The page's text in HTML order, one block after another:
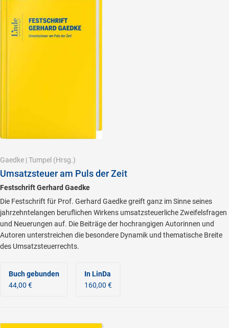
Gaedke | Tumpel (Hrsg.)
Umsatzsteuer am Puls der Zeit
Festschrift Gerhard Gaedke
Die Festschrift für Prof. Gerhard Gaedke greift ganz im Sinne seines
jahrzehntelangen beruflichen Wirkens umsatzsteuerliche Zweifelsfragen
und Neuerungen auf. Die Beiträge der hochrangigen Autorinnen und
Autoren unterstreichen die besondere Dynamik und thematische Breite
des Umsatzsteuerrechts.
Buch gebunden
44,00 €
In LinDa
160,00 €